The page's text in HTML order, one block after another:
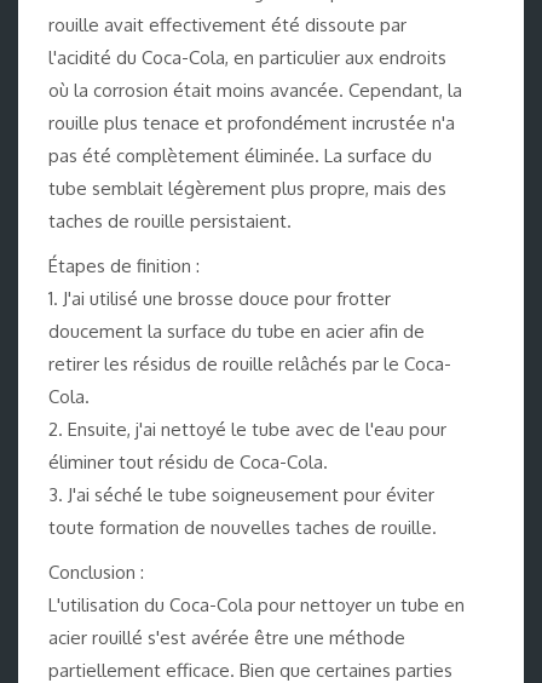
rouille avait effectivement été dissoute par
l'acidité du Coca-Cola, en particulier aux endroits
où la corrosion était moins avancée. Cependant, la
rouille plus tenace et profondément incrustée n'a
pas été complètement éliminée. La surface du
tube semblait légèrement plus propre, mais des
taches de rouille persistaient.
Étapes de finition :
1. J'ai utilisé une brosse douce pour frotter
doucement la surface du tube en acier afin de
retirer les résidus de rouille relâchés par le Coca-
Cola.
2. Ensuite, j'ai nettoyé le tube avec de l'eau pour
éliminer tout résidu de Coca-Cola.
3. J'ai séché le tube soigneusement pour éviter
toute formation de nouvelles taches de rouille.
Conclusion :
L'utilisation du Coca-Cola pour nettoyer un tube en
acier rouillé s'est avérée être une méthode
partiellement efficace. Bien que certaines parties